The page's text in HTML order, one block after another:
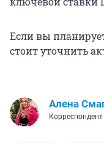
Если вы
стоит уточнить
Алена